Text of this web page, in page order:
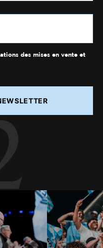
des mises en vente et